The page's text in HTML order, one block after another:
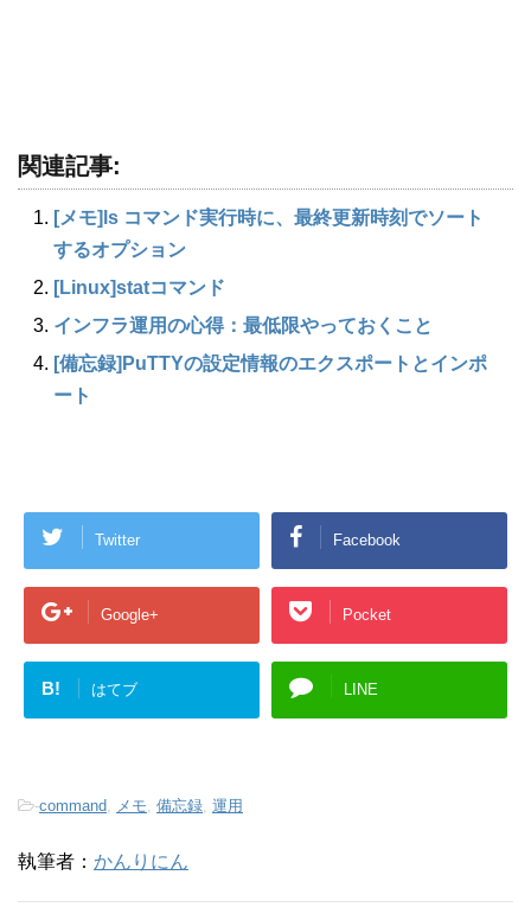
関連記事:
[メモ]ls コマンド実行時に、最終更新時刻でソート
するオプション
[Linux]statコマンド
インフラ運用の心得：最低限やっておくこと
[備忘録]PuTTYの設定情報のエクスポートとインポ
ート
Twitter Facebook
Google+ Pocket
B! はてブ LINE
-command メモ 備忘録 運用
執筆者： かんりにん